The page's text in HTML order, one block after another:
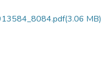
(3.06 MB)